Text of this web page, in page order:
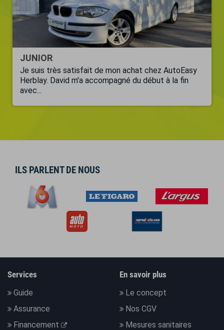
JUNIOR
Je suis très satisfait de mon achat chez AutoEasy
Herblay. David m'a accompagné du début à la fin
avec...
ILS PARLENT DE NOUS
Services
Guide
Assurance
Financement
En savoir plus
Le concept
Nos CGV
Mesures sanitaires